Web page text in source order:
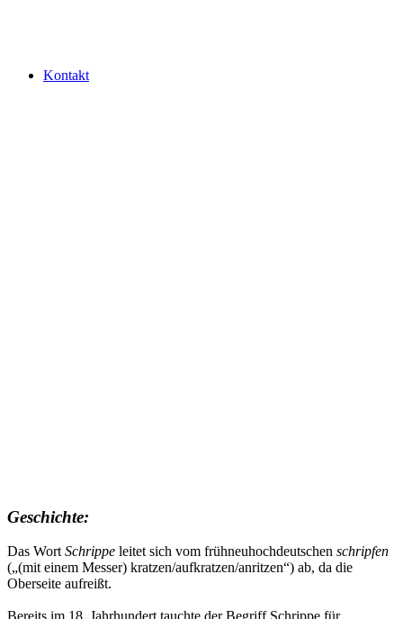
Kontakt
Geschichte:
Das Wort Schrippe leitet sich vom frühneuhochdeutschen schripfen
(„(mit einem Messer) kratzen/aufkratzen/anritzen“) ab, da die
Oberseite aufreißt.